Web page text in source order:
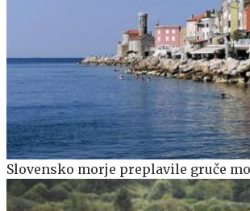
Slovensko morje preplavile gruče